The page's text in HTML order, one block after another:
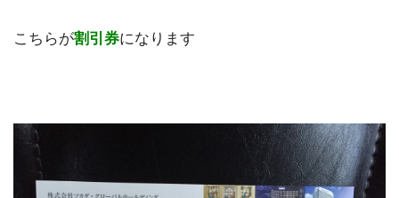
こちらが割引券になります